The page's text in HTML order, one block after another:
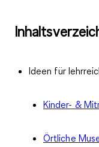
Ideen für
Kinder- &
Örtliche